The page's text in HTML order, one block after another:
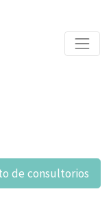
de consultorios